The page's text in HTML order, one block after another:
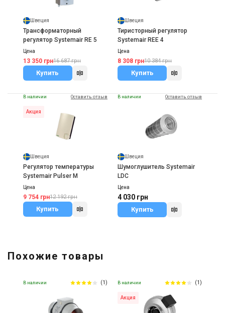
Швеция
Трансформаторный
регулятор Systemair RE 5
Цена
13 350 грн16 687 грн
Купить
Швеция
Тиристорный регулятор
Systemair REE 4
Цена
8 308 грн10 384 грн
Купить
В наличии Оставить отзыв
Акция
Швеция
Регулятор температуры
Systemair Pulser M
Цена
9 754 грн12 192 грн
Купить
В наличии Оставить отзыв
Швеция
Шумоглушитель Systemair
LDC
Цена
4 030 грн
Купить
Похожие товары
В наличии (1) В наличии (1)
Акция